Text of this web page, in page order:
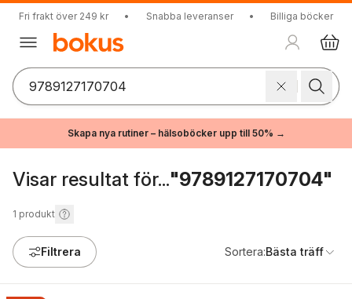
Fri frakt över 249 kr • Snabba leveranser • Billiga böcker
Skapa nya rutiner – hälsoböcker upp till 50% →
Visar resultat för..."9789127170704"
1 produkt
Filtrera Sortera:Bästa träff